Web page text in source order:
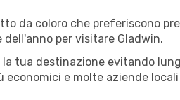
da coloro che preferiscono
per visitare Gladwin.
tua destinazione evitando
e molte aziende